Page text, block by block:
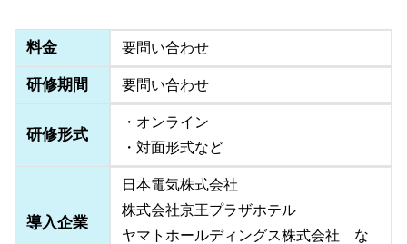
料金 要問い合わせ
研修期間 要問い合わせ
研修形式
・オンライン
・対面形式など
導入企業
日本電気株式会社
株式会社京王プラザホテル
ヤマトホールディングス株式会社 な